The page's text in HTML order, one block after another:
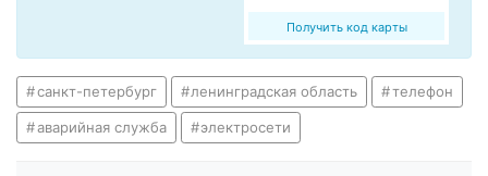
Получить код карты
санкт-петербург ленинградская область телефон
аварийная служба электросети